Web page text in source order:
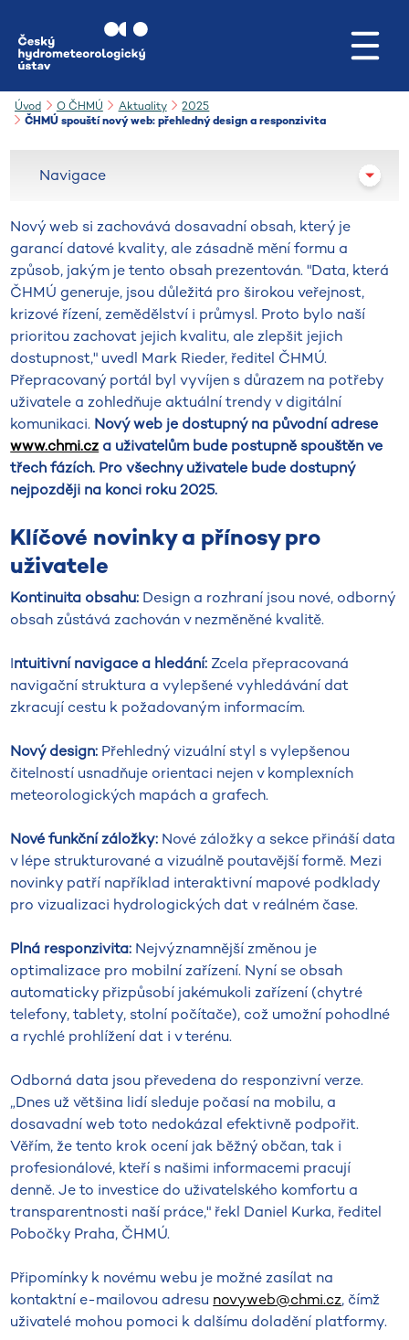
Úvod O ČHMÚ Aktuality
2025
ČHMÚ spouští nový web: přehledný design a responzivita
Nový web si zachovává dosavadní obsah, který je
garancí datové kvality, ale zásadně mění formu a
způsob, jakým je tento obsah prezentován. "Data, která
ČHMÚ generuje, jsou důležitá pro širokou veřejnost,
krizové řízení, zemědělství i průmysl. Proto bylo naší
prioritou zachovat jejich kvalitu, ale zlepšit jejich
dostupnost," uvedl Mark Rieder, ředitel ČHMÚ.
Přepracovaný portál byl vyvíjen s důrazem na potřeby
uživatele a zohledňuje aktuální trendy v digitální
komunikaci. Nový web je dostupný na původní adrese
www.chmi.cz a uživatelům bude postupně spouštěn ve
třech fázích. Pro všechny uživatele bude dostupný
nejpozději na konci roku 2025.
Klíčové novinky a přínosy pro
uživatele
Kontinuita obsahu: Design a rozhraní jsou nové, odborný
obsah zůstává zachován v nezměněné kvalitě.
Intuitivní navigace a hledání: Zcela přepracovaná
navigační struktura a vylepšené vyhledávání dat
zkracují cestu k požadovaným informacím.
Nový design: Přehledný vizuální styl s vylepšenou
čitelností usnadňuje orientaci nejen v komplexních
meteorologických mapách a grafech.
Nové funkční záložky: Nové záložky a sekce přináší data
v lépe strukturované a vizuálně poutavější formě. Mezi
novinky patří například interaktivní mapové podklady
pro vizualizaci hydrologických dat v reálném čase.
Plná responzivita: Nejvýznamnější změnou je
optimalizace pro mobilní zařízení. Nyní se obsah
automaticky přizpůsobí jakémukoli zařízení (chytré
telefony, tablety, stolní počítače), což umožní pohodlné
a rychlé prohlížení dat i v terénu.
Odborná data jsou převedena do responzivní verze.
„Dnes už většina lidí sleduje počasí na mobilu, a
dosavadní web toto nedokázal efektivně podpořit.
Věřím, že tento krok ocení jak běžný občan, tak i
profesionálové, kteří s našimi informacemi pracují
denně. Je to investice do uživatelského komfortu a
transparentnosti naší práce," řekl Daniel Kurka, ředitel
Pobočky Praha, ČHMÚ.
Připomínky k novému webu je možné zasílat na
kontaktní e-mailovou adresu novyweb@chmi.cz, čímž
uživatelé mohou pomoci k dalšímu doladění platformy.
Navigace